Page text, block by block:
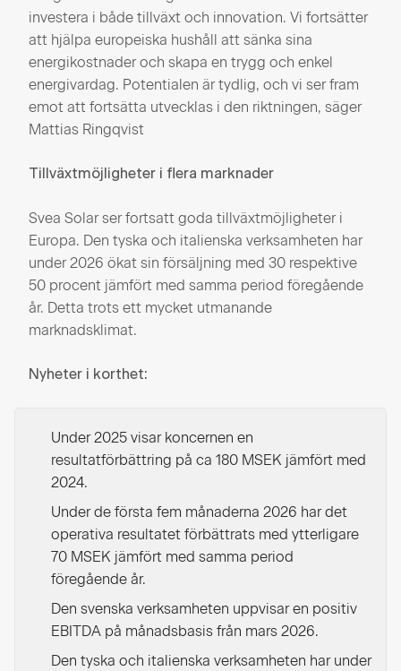
investera i både tillväxt och innovation. Vi fortsätter
att hjälpa europeiska hushåll att sänka sina
energikostnader och skapa en trygg och enkel
energivardag. Potentialen är tydlig, och vi ser fram
emot att fortsätta utvecklas i den riktningen, säger
Mattias Ringqvist
Tillväxtmöjligheter i flera marknader
Svea Solar ser fortsatt goda tillväxtmöjligheter i
Europa. Den tyska och italienska verksamheten har
under 2026 ökat sin försäljning med 30 respektive
50 procent jämfört med samma period föregående
år. Detta trots ett mycket utmanande
marknadsklimat.
Nyheter i korthet:
Under 2025 visar koncernen en
resultatförbättring på ca 180 MSEK jämfört med
2024.
Under de första fem månaderna 2026 har det
operativa resultatet förbättrats med ytterligare
70 MSEK jämfört med samma period
föregående år.
Den svenska verksamheten uppvisar en positiv
EBITDA på månadsbasis från mars 2026.
Den tyska och italienska verksamheten har under